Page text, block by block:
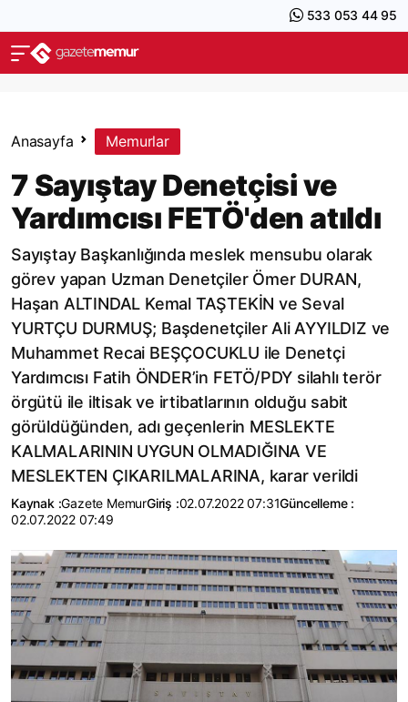
533 053 44 95
Anasayfa Memurlar
7 Sayıştay Denetçisi ve
Yardımcısı FETÖ'den atıldı
Sayıştay Başkanlığında meslek mensubu olarak
görev yapan Uzman Denetçiler Ömer DURAN,
Haşan ALTINDAL Kemal TAŞTEKİN ve Seval
YURTÇU DURMUŞ; Başdenetçiler Ali AYYILDIZ ve
Muhammet Recai BEŞÇOCUKLU ile Denetçi
Yardımcısı Fatih ÖNDER’in FETÖ/PDY silahlı terör
örgütü ile iltisak ve irtibatlarının olduğu sabit
görüldüğünden, adı geçenlerin MESLEKTE
KALMALARININ UYGUN OLMADIĞINA VE
MESLEKTEN ÇIKARILMALARINA, karar verildi
Kaynak :Gazete MemurGiriş :02.07.2022 07:31Güncelleme :
02.07.2022 07:49